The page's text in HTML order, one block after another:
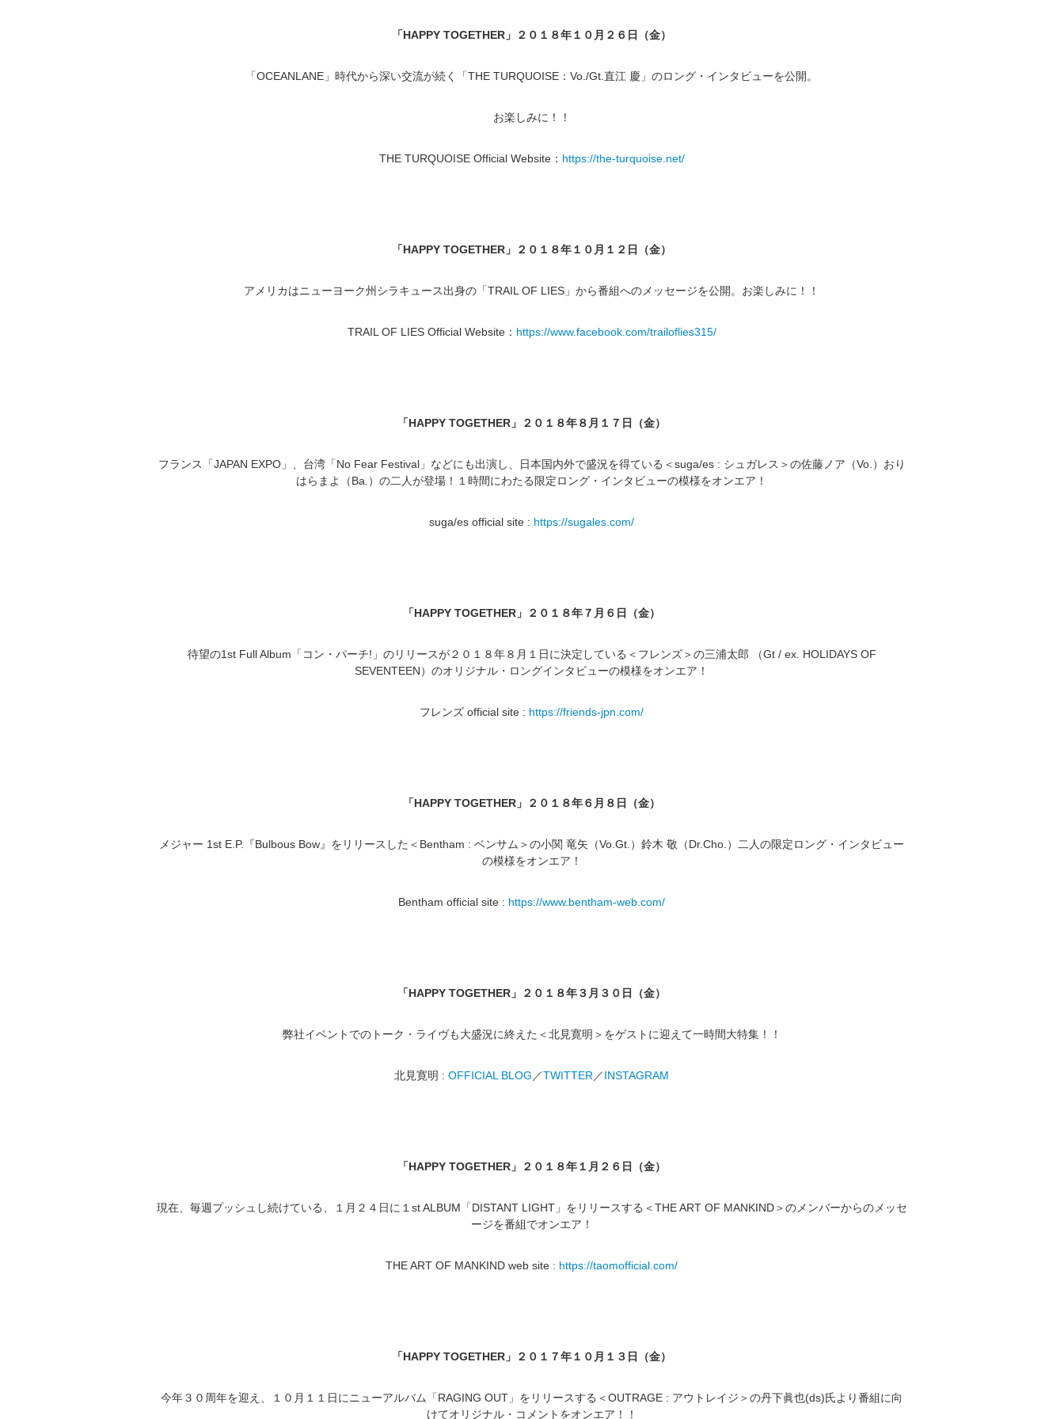
「HAPPY TOGETHER 」２０１８年１０月２６日（金）
「OCEANLANE」時代から深い交流が続く「THE TURQUOISE：Vo./Gt.直江 慶」のロング・インタビューを公開。
お楽しみに！！
THE TURQUOISE Official Website： https://the-turquoise.net/
「HAPPY TOGETHER 」２０１８年１０月１２日（金）
アメリカはニューヨーク州シラキュース出身の「TRAIL OF LIES」から番組へのメッセージを公開。お楽しみに！！
TRAIL OF LIES Official Website： https://www.facebook.com/trailoflies315/
「HAPPY TOGETHER 」２０１８年８月１７日（金）
フランス「JAPAN EXPO」、台湾「No Fear Festival」などにも出演し、日本国内外で盛況を得ている＜suga/es : シュガレス＞の佐藤ノア（Vo. ）おり
はらまよ（Ba. ）の二人が登場！１時間にわたる限定ロング・インタビューの模様をオンエア！
suga/es official site : https://sugales.com/
「HAPPY TOGETHER 」２０１８年７月６日（金）
待望の1st Full Album 「コン・パーチ! 」のリリースが２０１８年８月１日に決定している＜フレンズ＞の三浦太郎 （Gt / ex. HOLIDAYS OF
SEVENTEEN）のオリジナル・ロングインタビューの模様をオンエア！
フレンズ official site : https://friends-jpn.com/
「HAPPY TOGETHER 」２０１８年６月８日（金）
メジャー 1st E.P. 『Bulbous Bow』をリリースした＜ Bentham :ベンサム＞の小関 竜矢（Vo.Gt. ）鈴木 敬（Dr.Cho. ）二人の限定ロング・インタビュー
の模様をオンエア！
Bentham official site : https://www.bentham-web.com/
「HAPPY TOGETHER 」２０１８年３月３０日（金）
弊社イベントでのトーク・ライヴも大盛況に終えた＜北見寛明＞をゲストに迎えて一時間大特集！！
北見寛明 :OFFICIAL BLOG ／TWITTER ／INSTAGRAM
「HAPPY TOGETHER 」２０１８年１月２６日（金）
現在、毎週プッシュし続けている、１月２４日に１ st ALBUM 「DISTANT LIGHT」をリリースする＜THE ART OF MANKIND＞のメンバーからのメッセ
ージを番組でオンエア！
THE ART OF MANKIND web site : https://taomofficial.com/
「HAPPY TOGETHER 」２０１７年１０月１３日（金）
今年３０周年を迎え、１０月１１日にニューアルバム「RAGING OUT 」をリリースする＜OUTRAGE : アウトレイジ＞の丹下眞也(ds)氏より番組に向
けてオリジナル・コメントをオンエア！！